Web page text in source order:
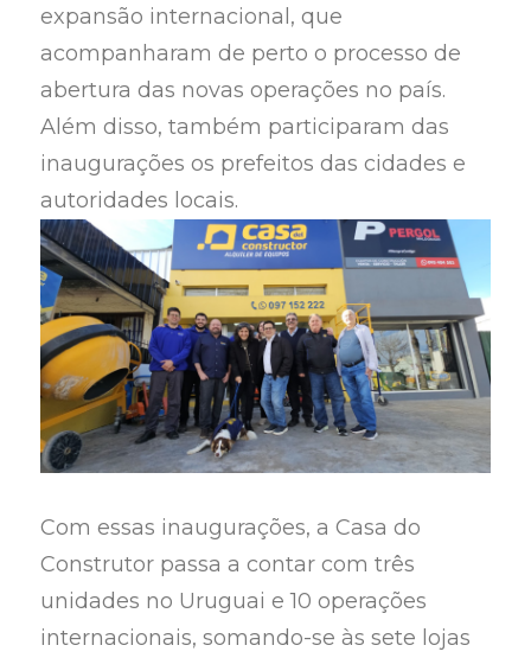
expansão internacional, que
acompanharam de perto o processo de
abertura das novas operações no país.
Além disso, também participaram das
inaugurações os prefeitos das cidades e
autoridades locais.
Com essas inaugurações, a Casa do
Construtor passa a contar com três
unidades no Uruguai e 10 operações
internacionais, somando-se às sete lojas